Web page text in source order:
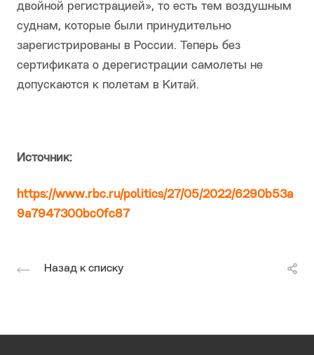
двойной регистрацией», то есть тем воздушным
суднам, которые были принудительно
зарегистрированы в России. Теперь без
сертификата о дерегистрации самолеты не
допускаются к полетам в Китай.
Источник:
https://www.rbc.ru/politics/27/05/2022/6290b53a
9a7947300bc0fc87
Назад к списку